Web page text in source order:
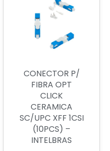
CONECTOR P/
FIBRA OPT
CLICK
CERAMICA
SC/UPC XFF 1CSI
(10PCS) –
INTELBRAS